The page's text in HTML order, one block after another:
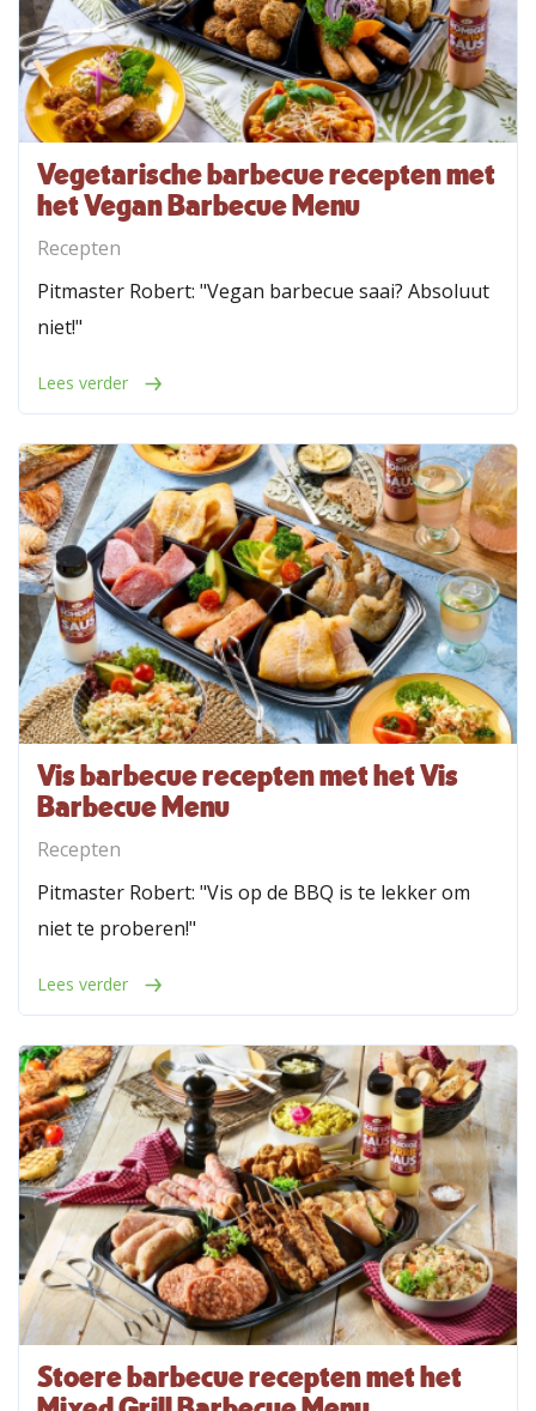
Vegetarische barbecue recepten met
het Vegan Barbecue Menu
Recepten
Pitmaster Robert: "Vegan barbecue saai? Absoluut
niet!"
Lees verder
Vis barbecue recepten met het Vis
Barbecue Menu
Recepten
Pitmaster Robert: "Vis op de BBQ is te lekker om
niet te proberen!"
Lees verder
Stoere barbecue recepten met het